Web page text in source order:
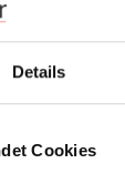
Details
Cookies